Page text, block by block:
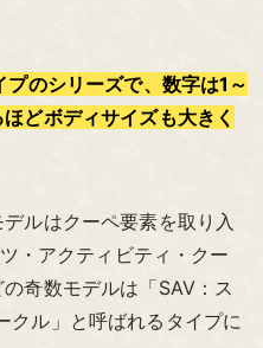
のシリーズで、数字は1～
どボディサイズも大きく
ルはクーペ要素を取り入
・アクティビティ・クー
奇数モデルは「SAV：ス
クル」と呼ばれるタイプに